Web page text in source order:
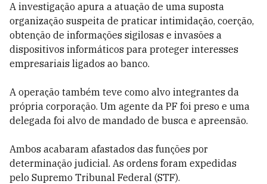
A investigação apura a atuação de uma suposta
organização suspeita de praticar intimidação, coerção,
obtenção de informações sigilosas e invasões a
dispositivos informáticos para proteger interesses
empresariais ligados ao banco.
A operação também teve como alvo integrantes da
própria corporação. Um agente da PF foi preso e uma
delegada foi alvo de mandado de busca e apreensão.
Ambos acabaram afastados das funções por
determinação judicial. As ordens foram expedidas
pelo Supremo Tribunal Federal (STF).